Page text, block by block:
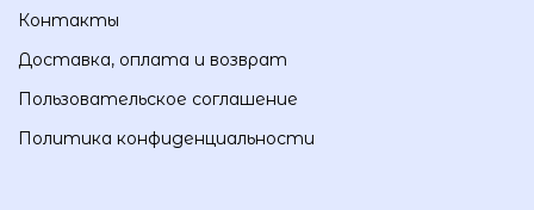
Контакты
Доставка, оплата и возврат
Пользовательское соглашение
Политика конфиденциальности